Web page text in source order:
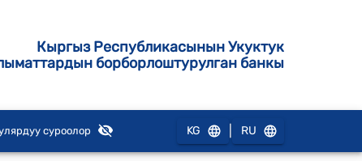
Кыргыз Республикасынын Укуктук
борборлоштурулган банкы
суроолор KG RU